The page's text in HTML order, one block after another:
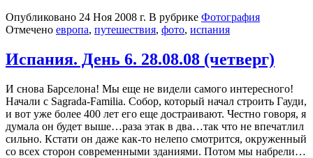
Опубликовано 24 Ноя 2008 г. В рубрике Фотография
Отмечено европа, путешествия, фото, испания
Испания. День 6. 28.08.08 (четверг)
И снова Барселона! Мы еще не видели самого интересного!
Начали с Sagrada-Familia. Собор, который начал строить Гауди,
и вот уже более 400 лет его еще достраивают. Честно говоря, я
думала он будет выше…раза этак в два…так что не впечатлил
сильно. Кстати он даже как-то нелепо смотрится, окруженный
со всех сторон современными зданиями. Потом мы набрели…